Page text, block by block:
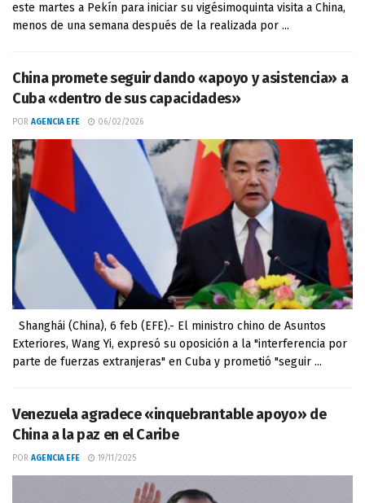
este martes a Pekín para iniciar su vigésimoquinta visita a China,
menos de una semana después de la realizada por ...
China promete seguir dando «apoyo y asistencia» a
Cuba «dentro de sus capacidades»
POR AGENCIA EFE 06/02/2026
Shanghái (China), 6 feb (EFE).- El ministro chino de Asuntos
Exteriores, Wang Yi, expresó su oposición a la "interferencia por
parte de fuerzas extranjeras" en Cuba y prometió "seguir ...
Venezuela agradece «inquebrantable apoyo» de
China a la paz en el Caribe
POR AGENCIA EFE 19/11/2025